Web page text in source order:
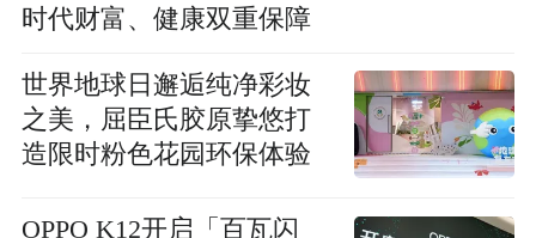
时代财富、健康双重保障
世界地球日邂逅纯净彩妆
之美，屈臣氏胶原挚悠打
造限时粉色花园环保体验
OPPO K12开启「百瓦闪